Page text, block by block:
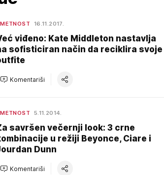
16.11.2017.
viđeno: Kate Middleton nastavlja
sofisticiran način da reciklira svoje
Komentariši
5.11.2014.
savršen večernji look: 3 crne
u režiji Beyonce, Ciare i
Dunn
Komentariši